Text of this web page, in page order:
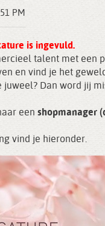
PM
is ingevuld.
talent met een
en vind je het
juweel? Dan word jij
een shopmanager
vind je hieronder.